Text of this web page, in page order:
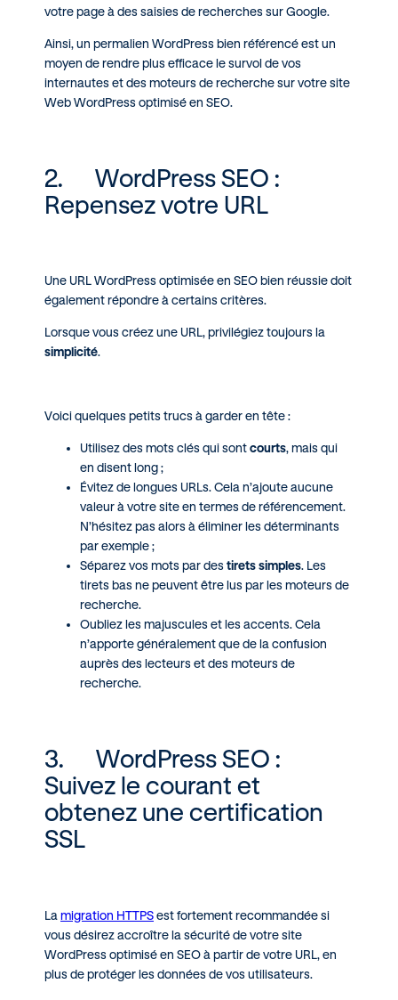
votre page à des saisies de recherches sur Google.
Ainsi, un permalien WordPress bien référencé est un
moyen de rendre plus efficace le survol de vos
internautes et des moteurs de recherche sur votre site
Web WordPress optimisé en SEO.
2. WordPress SEO :
Repensez votre URL
Une URL WordPress optimisée en SEO bien réussie doit
également répondre à certains critères.
Lorsque vous créez une URL, privilégiez toujours la
simplicité.
Voici quelques petits trucs à garder en tête :
Utilisez des mots clés qui sontcourts, mais qui
en disent long ;
Évitez de longues URLs. Cela n’ajoute aucune
valeur à votre site en termes de référencement.
N’hésitez pas alors à éliminer les déterminants
par exemple ;
Séparez vos mots par destirets simples. Les
tirets bas ne peuvent être lus par les moteurs de
recherche.
Oubliez les majuscules et les accents. Cela
n’apporte généralement que de la confusion
auprès des lecteurs et des moteurs de
recherche.
3. WordPress SEO :
Suivez le courant et
obtenez une certification
SSL
Lamigration HTTPSest fortement recommandée si
vous désirez accroître la sécurité de votre site
WordPress optimisé en SEO à partir de votre URL, en
plus de protéger les données de vos utilisateurs.